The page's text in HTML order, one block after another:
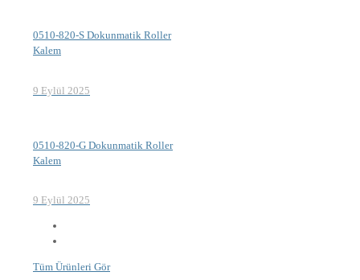
0510-820-S Dokunmatik Roller
Kalem
9 Eylül 2025
0510-820-G Dokunmatik Roller
Kalem
9 Eylül 2025
Tüm Ürünleri Gör